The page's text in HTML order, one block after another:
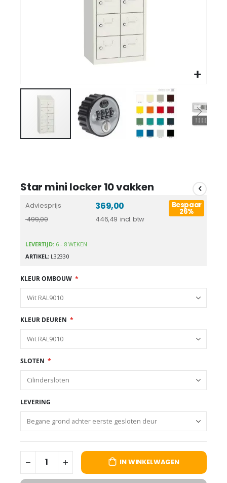
Star mini locker 10 vakken
Adviesprijs
499,00 446,49
369,00 Bespaar
26%
LEVERTIJD: 6 - 8 WEKEN
ARTIKEL L32330
KLEUR OMBOUW
KLEUR DEUREN
SLOTEN
LEVERING
IN WINKELWAGEN